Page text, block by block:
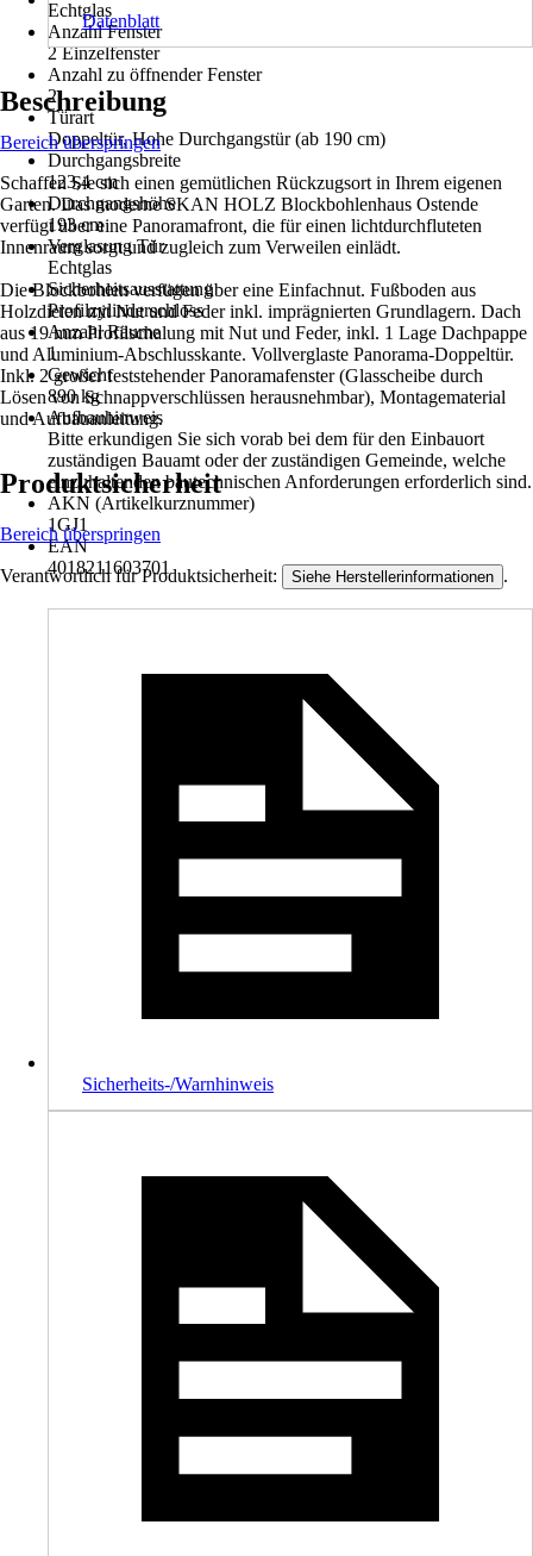
Echtglas
Anzahl Fenster
2 Einzelfenster
Anzahl zu öffnender Fenster
2
Türart
Doppeltür, Hohe Durchgangstür (ab 190 cm)
Durchgangsbreite
123,4 cm
Durchgangshöhe
193 cm
Verglasung Tür
Echtglas
Sicherheitsausstattung
Profilzylinderschloss
Anzahl Räume
1
Gewicht
890 kg
Aufbauhinweis
Bitte erkundigen Sie sich vorab bei dem für den Einbauort
zuständigen Bauamt oder der zuständigen Gemeinde, welche
einzuhaltenden bautechnischen Anforderungen erforderlich sind.
AKN (Artikelkurznummer)
1GJ1
EAN
4018211603701
Datenblatt
Beschreibung
Bereich überspringen
Schaffen Sie sich einen gemütlichen Rückzugsort in Ihrem eigenen
Garten. Das moderne SKAN HOLZ Blockbohlenhaus Ostende
verfügt über eine Panoramafront, die für einen lichtdurchfluteten
Innenraum sorgt und zugleich zum Verweilen einlädt.
Die Blockbohlen verfügen über eine Einfachnut. Fußboden aus
Holzdielen mit Nut und Feder inkl. imprägnierten Grundlagern. Dach
aus 19 mm Profilschalung mit Nut und Feder, inkl. 1 Lage Dachpappe
und Aluminium-Abschlusskante. Vollverglaste Panorama-Doppeltür.
Inkl. 2 großer feststehender Panoramafenster (Glasscheibe durch
Lösen von Schnappverschlüssen herausnehmbar), Montagematerial
und Aufbauanleitung.
Produktsicherheit
Bereich überspringen
Verantwortlich für Produktsicherheit: Siehe Herstellerinformationen .
Sicherheits-/Warnhinweis